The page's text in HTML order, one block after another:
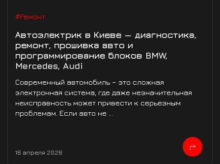
#Ремонт
Автоэлектрик в Киеве — диагностика,
ремонт, прошивка авто и
программирование блоков BMW,
Mercedes, Audi
Современный автомобиль – это сложная
электронная система, где даже незначительная
неисправность может привести к серьезным
проблемам. Если авто не ...
16 апреля 2026